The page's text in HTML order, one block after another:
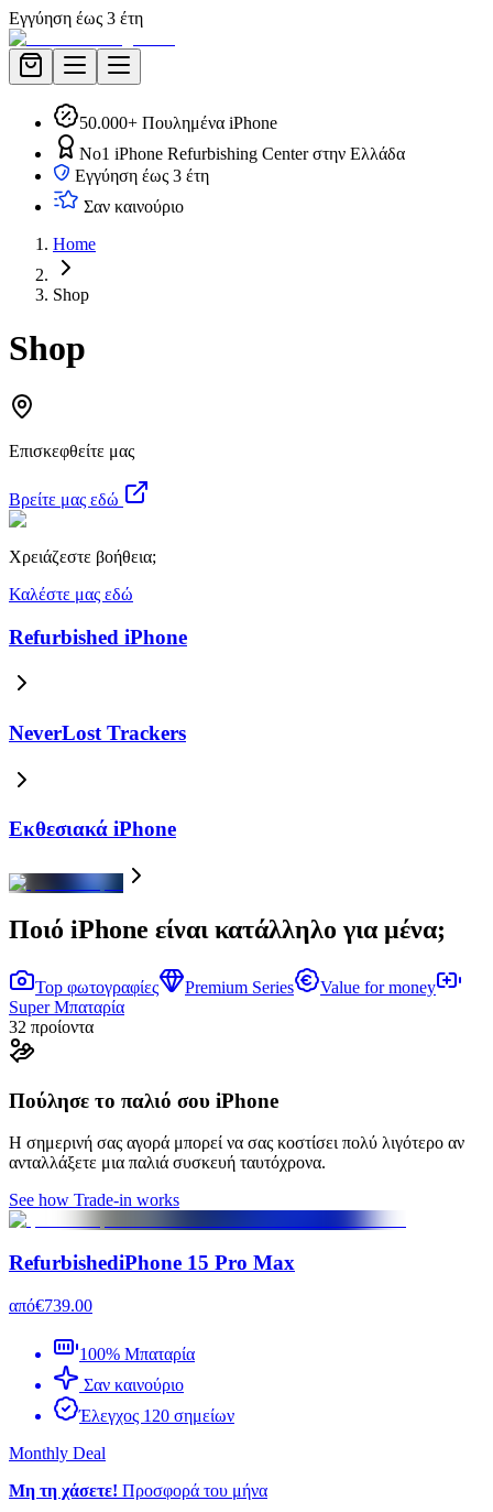
Εγγύηση έως 3 έτη
50.000+ Πουλημένα iPhone
No1 iPhone Refurbishing Center στην Ελλάδα
Εγγύηση έως 3 έτη
Σαν καινούριο
Home
Shop
Shop
Επισκεφθείτε μας
Βρείτε μας εδώ
Χρειάζεστε βοήθεια;
Καλέστε μας εδώ
Refurbished iPhone
NeverLost Trackers
Εκθεσιακά iPhone
Ποιό iPhone είναι κατάλληλο για μένα;
Top φωτογραφίες Premium Series
Value for money
Super Μπαταρία
32 προίοντα
Πούλησε το παλιό σου iPhone
Η σημερινή σας αγορά μπορεί να σας κοστίσει πολύ λιγότερο αν
ανταλλάξετε μια παλιά συσκευή ταυτόχρονα.
See how Trade-in works
RefurbishediPhone 15 Pro Max
από€739.00
100% Μπαταρία
Σαν καινούριο
Έλεγχος 120 σημείων
Monthly Deal
Μη τη χάσετε! Προσφορά του μήνα